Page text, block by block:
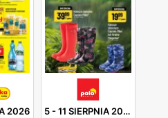
2026 5-11 SIERPNIA 2026